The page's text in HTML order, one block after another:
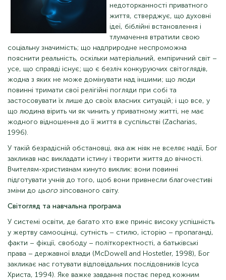
недоторканності приватного
життя, стверджує, що духовні
ідеї, біблійні встановлення і
тлумачення втратили свою
соціальну значимість; що надприродне неспроможна
пояснити реальність, оскільки матеріальний, емпіричний світ –
усе, що справді існує; що є безліч конкуруючих світоглядів,
жодна з яких не може домінувати над іншими; що люди
повинні тримати свої релігійні погляди при собі та
застосовувати їх лише до своїх власних ситуацій; і що все, у
що людина вірить чи як чинить у приватному житті, не має
жодного відношення до її життя в суспільстві (Zacharias,
1996).
У такій безрадісній обстановці, яка аж ніяк не вселяє надії, Бог
закликав нас викладати істину і творити життя до вічності.
Вчителям-християнам кинуто виклик: вони повинні
підготувати учнів до того, щоб вони привнесли благочестиві
зміни до цього зіпсованого світу.
Світогляд та навчальна програма
У системі освіти, де багато хто вже приніс високу успішність
у жертву самооцінці, сутність – стилю, історію – пропаганді,
факти – фікції, свободу – політкоректності, а батьківські
права – державної влади (McDowell and Hostetler, 1998), Бог
закликає нас готувати відповідальних послідовників Ісуса
Христа, 1994). Яке важке завдання постає перед кожним